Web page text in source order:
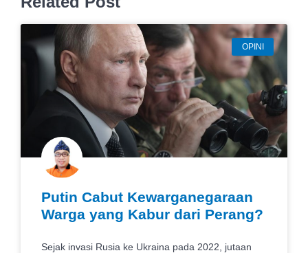
OPINI
Putin Cabut Kewarganegaraan
Warga yang Kabur dari Perang?
Sejak invasi Rusia ke Ukraina pada 2022, jutaan